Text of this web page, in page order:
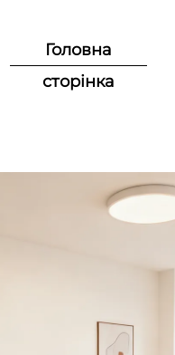
Головна
сторінка